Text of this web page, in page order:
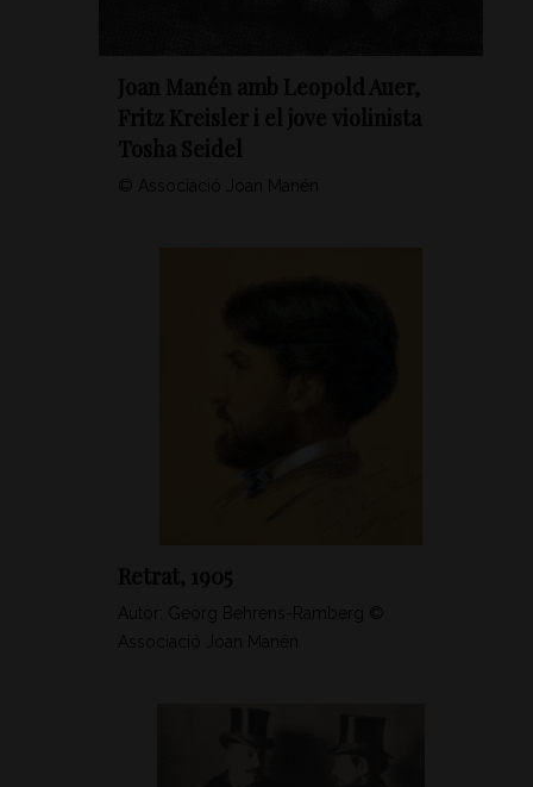
Joan Manén amb Leopold Auer,
Fritz Kreisler i el jove violinista
Tosha Seidel
© Associació Joan Manén
Retrat, 1905
Autor: Georg Behrens-Ramberg ©
Associació Joan Manén